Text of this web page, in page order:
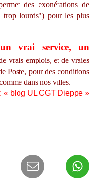
des exonérations de
trop lourds") pour les plus
un vrai service, un
vrais emplois, et de vraies
Poste, pour des conditions
dans nos villes.
« blog UL CGT Dieppe »